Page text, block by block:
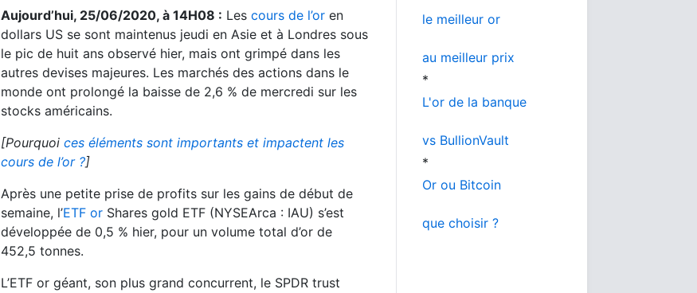
Aujourd’hui, 25/06/2020, à 14H08 : Les cours de l’or en
dollars US se sont maintenus jeudi en Asie et à Londres sous
le pic de huit ans observé hier, mais ont grimpé dans les
autres devises majeures. Les marchés des actions dans le
monde ont prolongé la baisse de 2,6 % de mercredi sur les
stocks américains.
[Pourquoi ces éléments sont importants et impactent les
cours de l’or ?]
Après une petite prise de profits sur les gains de début de
semaine, l’ETF or Shares gold ETF (NYSEArca : IAU) s’est
développée de 0,5 % hier, pour un volume total d’or de
452,5 tonnes.
L’ETF or géant, son plus grand concurrent, le SPDR trust
le meilleur or
au meilleur prix
*
L'or de la banque
vs BullionVault
*
Or ou Bitcoin
que choisir ?